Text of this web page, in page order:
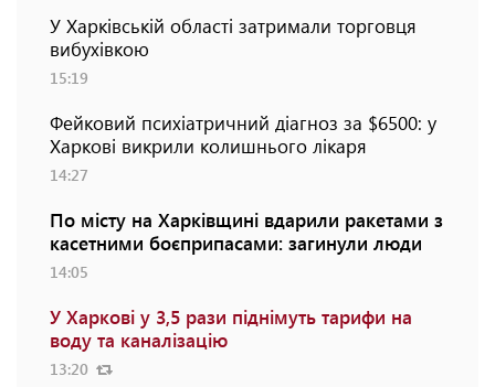
У Харківській області затримали торговця
вибухівкою
15:19
Фейковий психіатричний діагноз за $6500: у
Харкові викрили колишнього лікаря
14:27
По місту на Харківщині вдарили ракетами з
касетними боєприпасами: загинули люди
14:05
У Харкові у 3,5 рази піднімуть тарифи на
воду та каналізацію
13:20